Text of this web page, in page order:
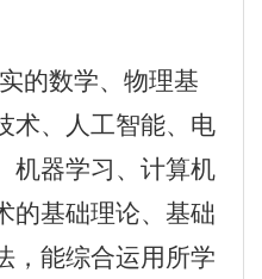
的数学、物理基
术、人工智能、电
机器学习、计算机
的基础理论、基础
，能综合运用所学